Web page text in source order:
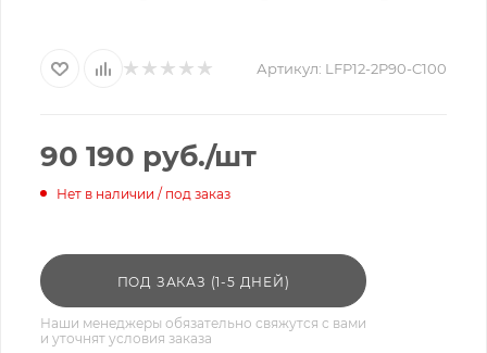
Артикул: LFP12-2P90-C100
90 190 руб./шт
Нет в наличии / под заказ
ПОД ЗАКАЗ (1-5 ДНЕЙ)
Наши менеджеры обязательно свяжутся с вами
и уточнят условия заказа